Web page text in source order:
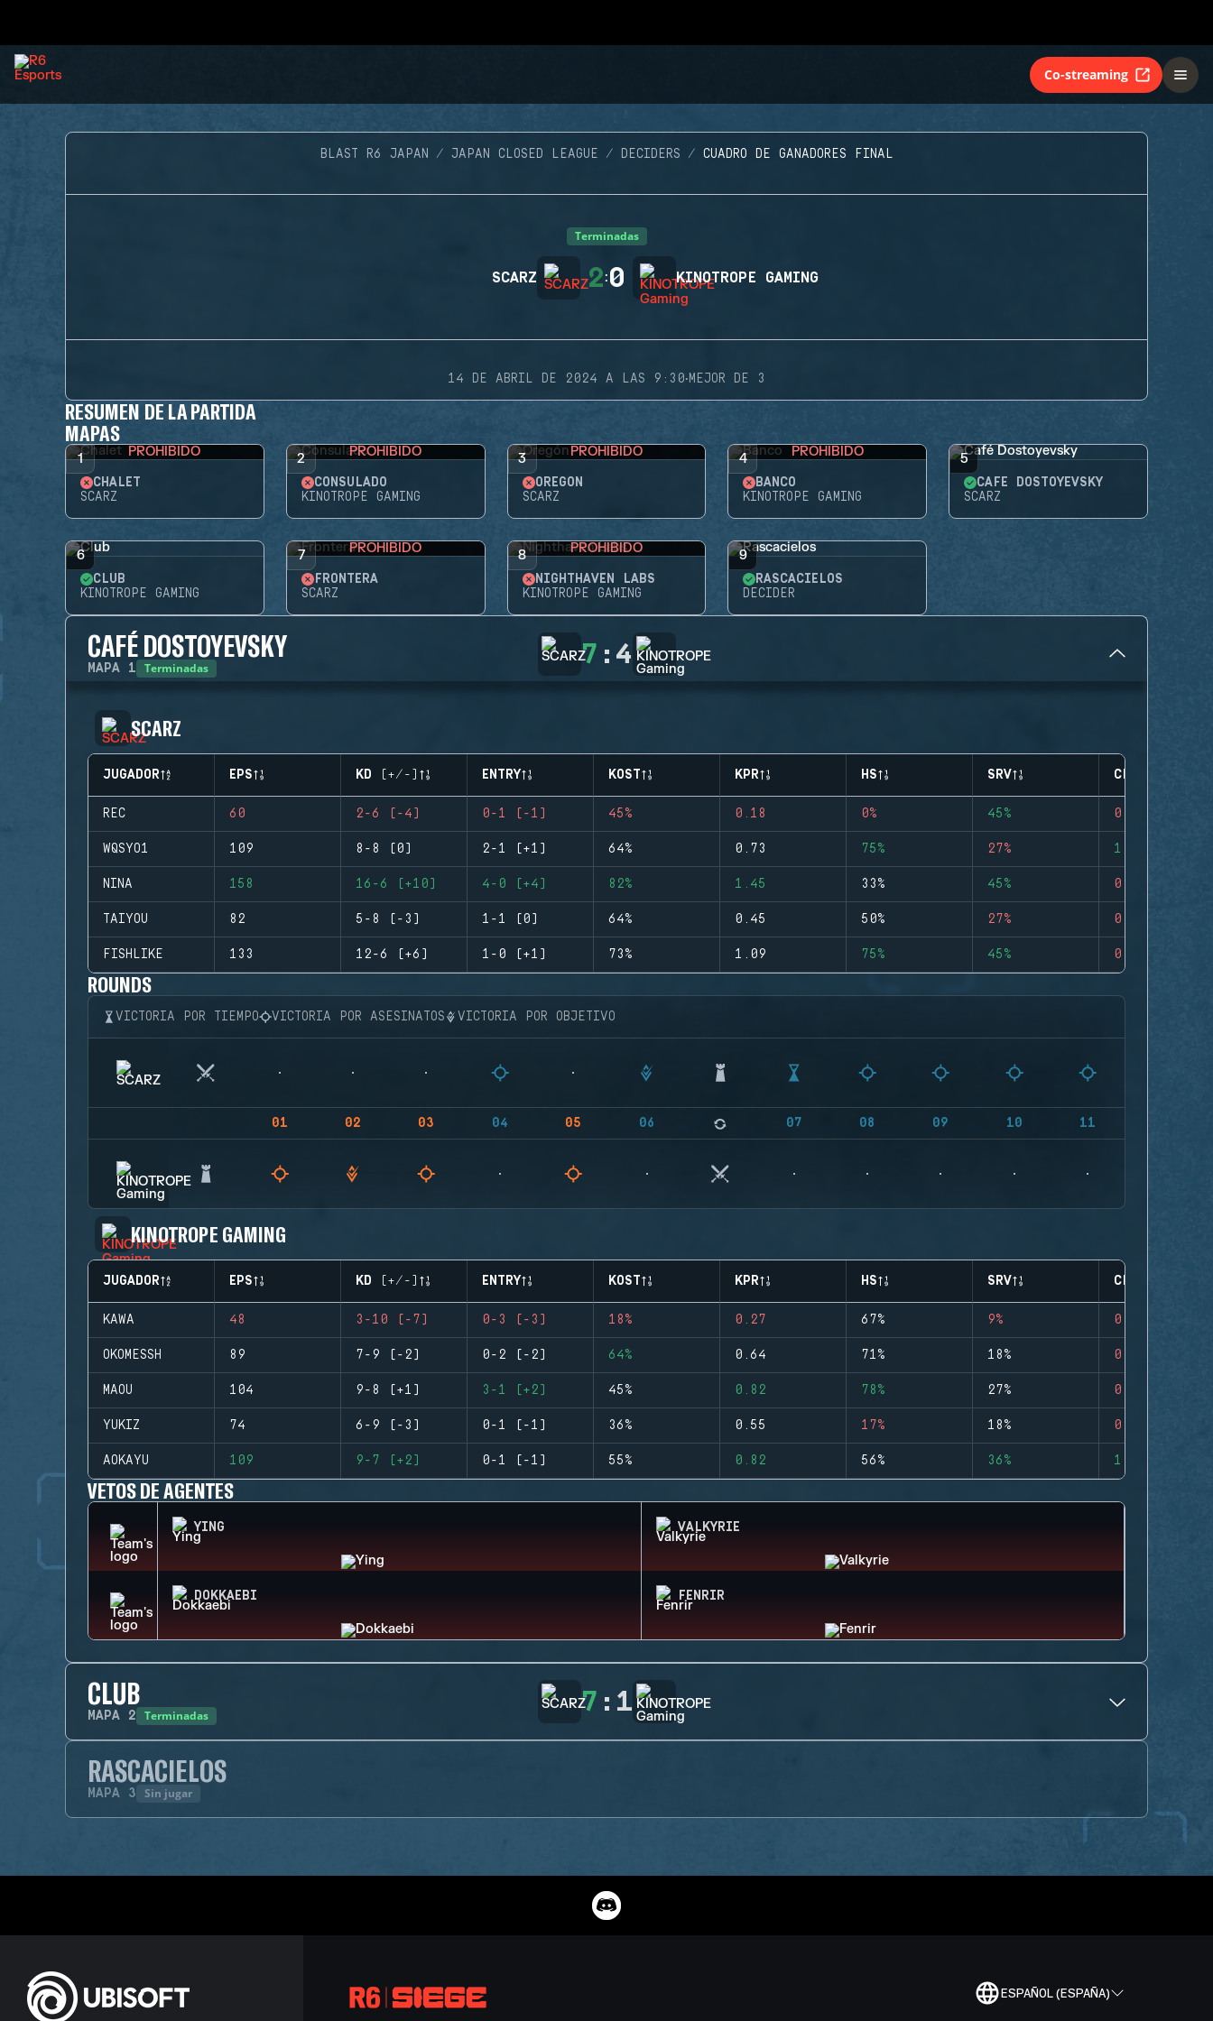
Co-streaming
BLAST R6 JAPAN JAPAN CLOSED LEAGUE DECIDERS CUADRO DE GANADORES FINAL
Terminadas
SCARZ 2:0 KINOTROPE GAMING
14 DE ABRIL DE 2024 A LAS 9:30·MEJOR DE 3
RESUMEN DE LA PARTIDA
MAPAS
1 PROHIBIDO
CHALET
SCARZ
2 PROHIBIDO
CONSULADO
KINOTROPE GAMING
3 PROHIBIDO
OREGÓN
SCARZ
4 PROHIBIDO
BANCO
KINOTROPE GAMING
5
CAFÉ DOSTOYEVSKY
SCARZ
6
CLUB
KINOTROPE GAMING
7 PROHIBIDO
FRONTERA
SCARZ
8 PROHIBIDO
NIGHTHAVEN LABS
KINOTROPE GAMING
9
RASCACIELOS
DECIDER
CAFÉ DOSTOYEVSKY
MAPA 1 Terminadas 7 : 4
SCARZ
JUGADOR EPS KD (+/-) ENTRY KOST KPR HS SRV CLUTCHES
REC 60 2-6 (-4) 0-1 (-1) 45% 0.18 0% 45% 0
WQSYO1 109 8-8 (0) 2-1 (+1) 64% 0.73 75% 27% 1
NINA 158 16-6 (+10) 4-0 (+4) 82% 1.45 33% 45% 0
TAIYOU 82 5-8 (-3) 1-1 (0) 64% 0.45 50% 27% 0
FISHLIKE 133 12-6 (+6) 1-0 (+1) 73% 1.09 75% 45% 0
ROUNDS
VICTORIA POR TIEMPO VICTORIA POR ASESINATOS VICTORIA POR OBJETIVO
01 02 03 04 05 06 07 08 09 10 11
KINOTROPE GAMING
JUGADOR EPS KD (+/-) ENTRY KOST KPR HS SRV CLUTCHES
KAWA 48 3-10 (-7) 0-3 (-3) 18% 0.27 67% 9% 0
OKOMESSH 89 7-9 (-2) 0-2 (-2) 64% 0.64 71% 18% 0
MAOU 104 9-8 (+1) 3-1 (+2) 45% 0.82 78% 27% 0
YUKIZ 74 6-9 (-3) 0-1 (-1) 36% 0.55 17% 18% 0
AOKAYU 109 9-7 (+2) 0-1 (-1) 55% 0.82 56% 36% 1
VETOS DE AGENTES
YING VALKYRIE
DOKKAEBI FENRIR
CLUB
MAPA 2 Terminadas 7 : 1
RASCACIELOS
MAPA 3 Sin jugar
ESPAÑOL (ESPAÑA)